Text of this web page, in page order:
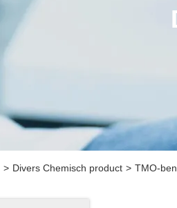
> Divers Chemisch product > TMO-